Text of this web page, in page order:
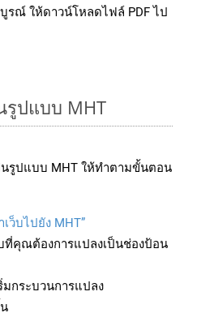
รณ์ ให้ดาวน์โหลดไฟล์ PDF ไป
รูปแบบ MHT
นรูปแบบ MHT ให้ทำตามขั้นตอน
เว็บไปยัง MHT”
ที่คุณต้องการแปลงเป็นช่องป้อน
มกระบวนการแปลง